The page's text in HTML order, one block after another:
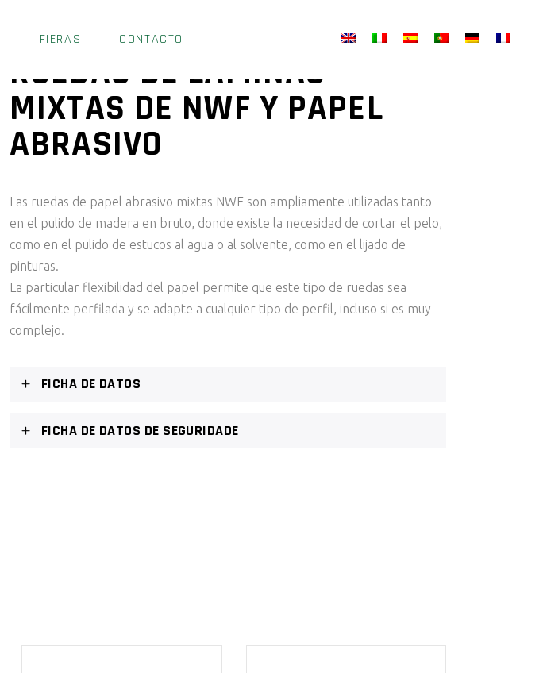
FIERAS CONTACTO
RUEDAS DE LAMINAS
MIXTAS DE NWF Y PAPEL
ABRASIVO
Las ruedas de papel abrasivo mixtas NWF son ampliamente utilizadas tanto
en el pulido de madera en bruto, donde existe la necesidad de cortar el pelo,
como en el pulido de estucos al agua o al solvente, como en el lijado de
pinturas.
La particular flexibilidad del papel permite que este tipo de ruedas sea
fácilmente perfilada y se adapte a cualquier tipo de perfil, incluso si es muy
complejo.
FICHA DE DATOS
FICHA DE DATOS DE SEGURIDADE